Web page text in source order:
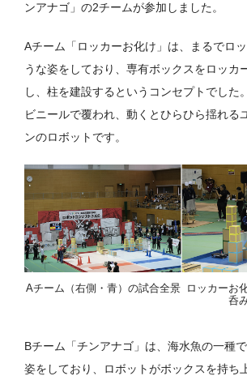
ンアナゴ」の2チームが参加しました。
Aチーム「ロッカーお化け」は、まるでロ
うな姿をしており、専有ボックスをロッカ
し、柱を建設するというコンセプトでした
ビニールで覆われ、動くとひらひら揺れる
ンのロボットです。
Aチーム（右側・青）の試合全景
ロッカーお
呑
Bチーム「チンアナゴ」は、海水魚の一種
姿をしており、ロボットがボックスを持ち